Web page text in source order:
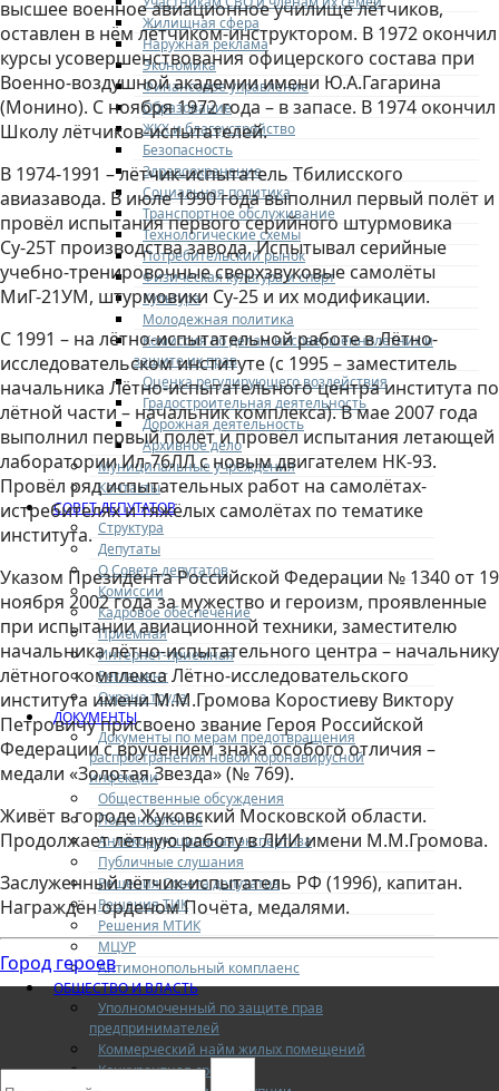
Жилищная сфера
Наружная реклама
Экономика
Финансовое управление
Образование
ЖКХ и благоустройство
Безопасность
Здравоохранение
Социальная политика
Транспортное обслуживание
Технологические схемы
Потребительский рынок
Физическая культура и спорт
Культура
Молодежная политика
Комиссия по делам несовершеннолетних и
защите их прав
Оценка регулирующего воздействия
Градостроительная деятельность
Дорожная деятельность
Архивное дело
Муниципальные учреждения
Контакты
СОВЕТ ДЕПУТАТОВ
Структура
Депутаты
О Совете депутатов
Комиссии
Кадровое обеспечение
Приемная
Интернет-приемная
Регламент
Охрана труда
ДОКУМЕНТЫ
Документы по мерам предотвращения
распространения новой коронавирусной
инфекции
Общественные обсуждения
Постановления
Антикоррупционная экспертиза
Публичные слушания
Решения Совета депутатов
Решения ТИК
Решения МТИК
МЦУР
Антимонопольный комплаенс
ОБЩЕСТВО И ВЛАСТЬ
Уполномоченный по защите прав
предпринимателей
Коммерческий найм жилых помещений
Конкурентная среда
высшее военное авиационное училище лётчиков,
оставлен в нём лётчиком-инструктором. В 1972 окончил
курсы усовершенствования офицерского состава при
Военно-воздушной академии имени Ю.А.Гагарина
(Монино). С ноября 1972 года – в запасе. В 1974 окончил
Школу лётчиков-испытателей.
В 1974-1991 – лётчик-испытатель Тбилисского
авиазавода. В июле 1990 года выполнил первый полёт и
провёл испытания первого серийного штурмовика
Су-25Т производства завода. Испытывал серийные
учебно-тренировочные сверхзвуковые самолёты
МиГ-21УМ, штурмовики Су-25 и их модификации.
С 1991 – на лётно-испытательной работе в Лётно-
исследовательском институте (с 1995 – заместитель
начальника Лётно-испытательного центра института по
лётной части – начальник комплекса). В мае 2007 года
выполнил первый полёт и провёл испытания летающей
лаборатории Ил-76ЛЛ с новым двигателем НК-93.
Провёл ряд испытательных работ на самолётах-
истребителях и тяжёлых самолётах по тематике
института.
Указом Президента Российской Федерации № 1340 от 19
ноября 2002 года за мужество и героизм, проявленные
при испытании авиационной техники, заместителю
начальника лётно-испытательного центра – начальнику
лётного комплекса Лётно-исследовательского
института имени М.М.Громова Коростиеву Виктору
Петровичу присвоено звание Героя Российской
Федерации с вручением знака особого отличия –
медали «Золотая Звезда» (№ 769).
Живёт в городе Жуковский Московской области.
Продолжает лётную работу в ЛИИ имени М.М.Громова.
Заслуженный лётчик-испытатель РФ (1996), капитан.
Награждён орденом Почёта, медалями.
Город героев